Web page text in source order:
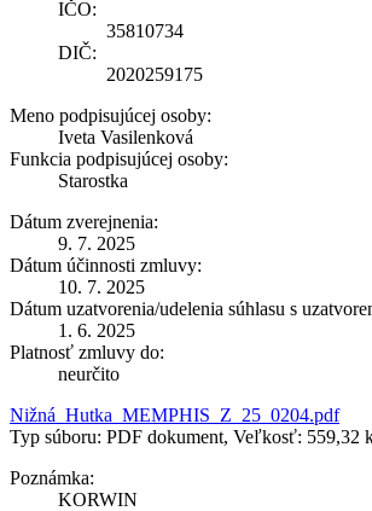
IČO:
35810734
DIČ:
2020259175
Meno podpisujúcej osoby:
Iveta Vasilenková
Funkcia podpisujúcej osoby:
Starostka
Dátum zverejnenia:
9. 7. 2025
Dátum účinnosti zmluvy:
10. 7. 2025
Dátum uzatvorenia/udelenia súhlasu s
1. 6. 2025
Platnosť zmluvy do:
neurčito
Nižná_Hutka_MEMPHIS_Z_25_0204.pdf
Typ súboru: PDF dokument, Veľkosť: 559,32
Poznámka:
KORWIN